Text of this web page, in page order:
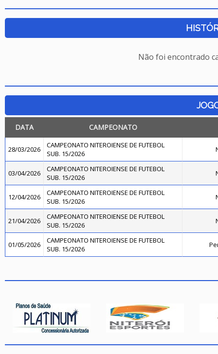
Não foi encontrado
DATA CAMPEONATO
28/03/2026
CAMPEONATO NITEROIENSE DE FUTEBOL
SUB. 15/2026
03/04/2026
CAMPEONATO NITEROIENSE DE FUTEBOL
SUB. 15/2026
12/04/2026
CAMPEONATO NITEROIENSE DE FUTEBOL
SUB. 15/2026
21/04/2026
CAMPEONATO NITEROIENSE DE FUTEBOL
SUB. 15/2026
01/05/2026
CAMPEONATO NITEROIENSE DE FUTEBOL
SUB. 15/2026